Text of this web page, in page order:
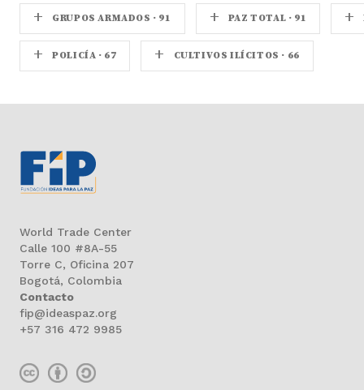
+ GRUPOS ARMADOS · 91 + PAZ TOTAL · 91 +
+ POLICÍA · 67 + CULTIVOS ILÍCITOS · 66
World Trade Center
Calle 100 #8A-55
Torre C, Oficina 207
Bogotá, Colombia
Contacto
fip@ideaspaz.org
+57 316 472 9985